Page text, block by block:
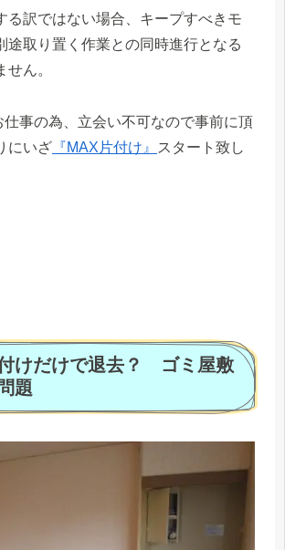
る訳ではない場合、キープすべきモ
途取り置く作業との同時進行となる
ん。
仕事の為、立会い不可なので事前に頂
にいざ 『MAX片付け』
スタート致し
けだけで退去？ ゴミ屋敷
題